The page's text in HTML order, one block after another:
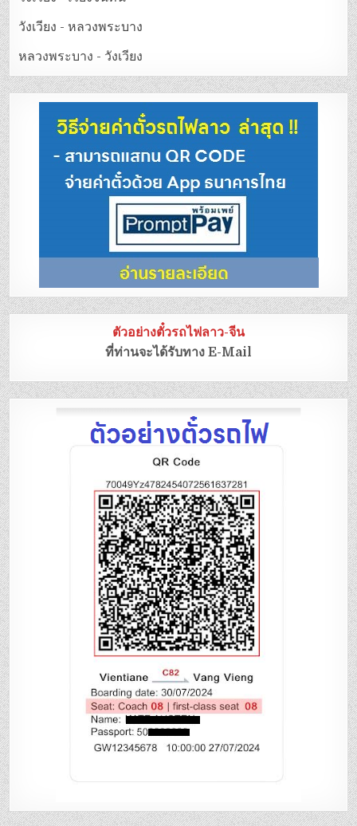
วังเวียง - หลวงพระบาง
หลวงพระบาง - วังเวียง
ตัวอย่างตั๋วรถไฟลาว-จีน
ที่ท่านจะได้รับทาง E-Mail